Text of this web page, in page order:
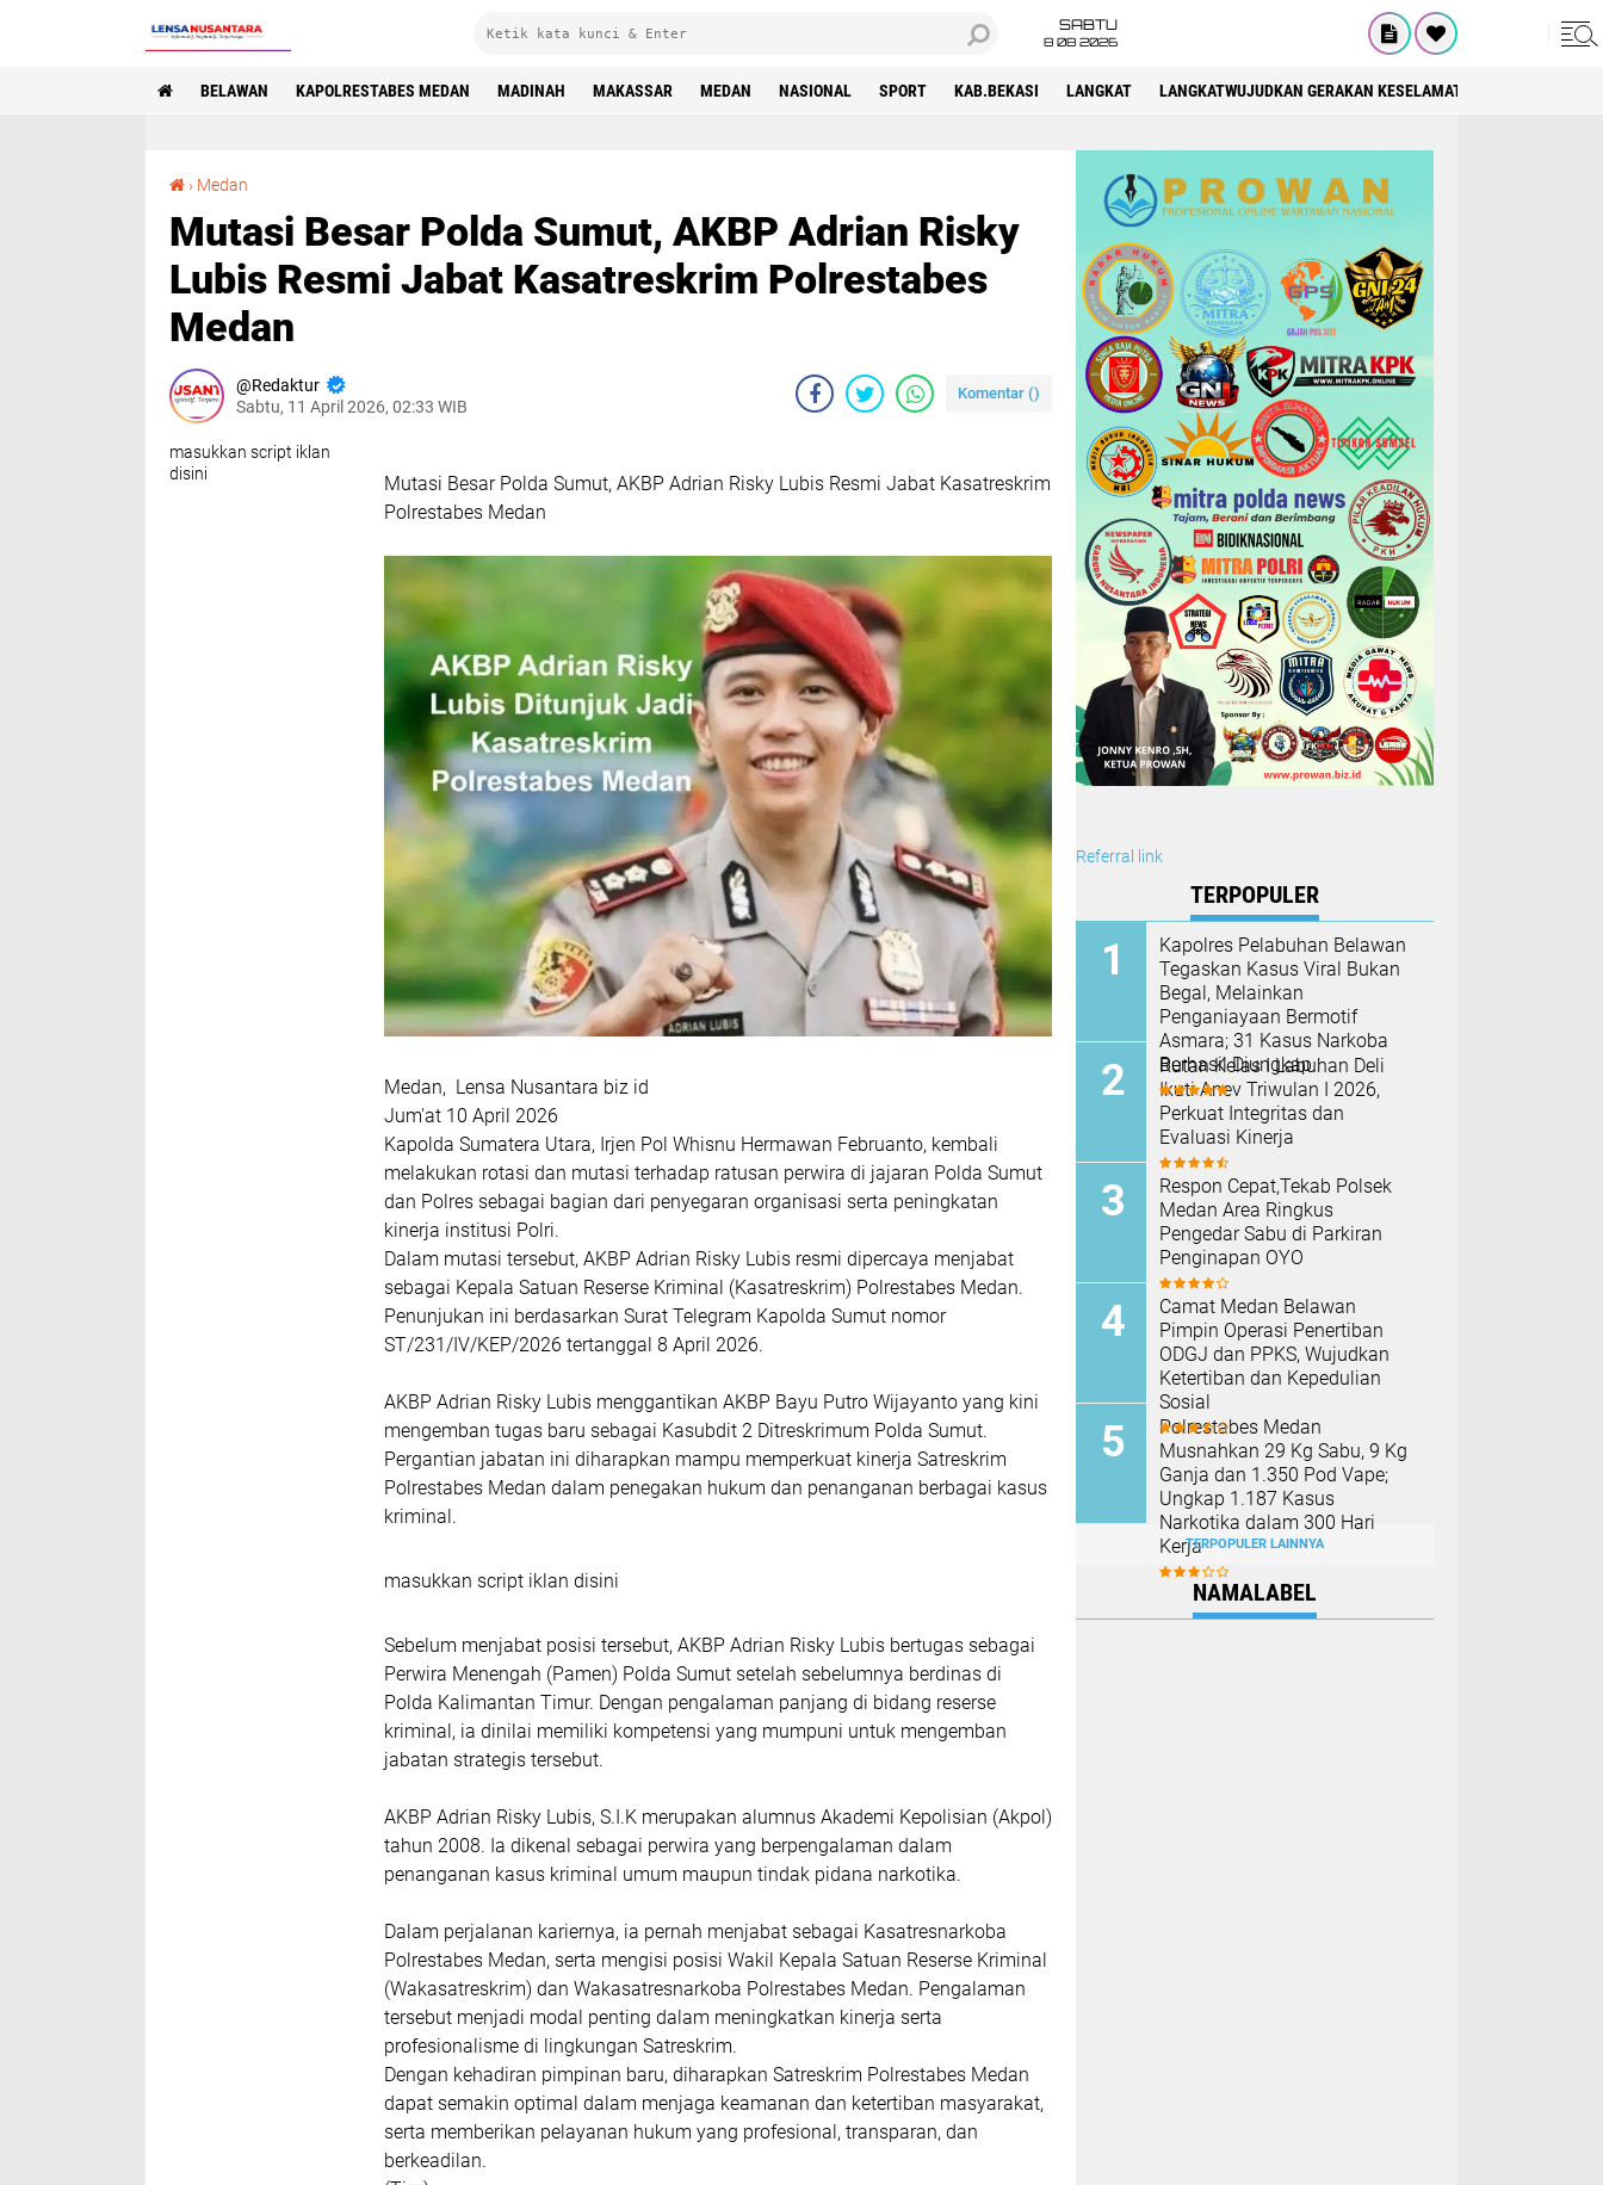
SABTU
8 08 2026
BELAWAN KAPOLRESTABES MEDAN MADINAH MAKASSAR MEDAN NASIONAL SPORT KAB.BEKASI LANGKAT LANGKATWUJUDKAN GERAKAN KESELAMATAN BERLALU
› Medan
Mutasi Besar Polda Sumut, AKBP Adrian Risky
Lubis Resmi Jabat Kasatreskrim Polrestabes
Medan
Redaktur
Sabtu, 11 April 2026, 02:33 WIB
Komentar ()
masukkan script iklan
disini
Mutasi Besar Polda Sumut, AKBP Adrian Risky Lubis Resmi Jabat Kasatreskrim
Polrestabes Medan
Medan, Lensa Nusantara biz id
Jum'at 10 April 2026
Kapolda Sumatera Utara, Irjen Pol Whisnu Hermawan Februanto, kembali
melakukan rotasi dan mutasi terhadap ratusan perwira di jajaran Polda Sumut
dan Polres sebagai bagian dari penyegaran organisasi serta peningkatan
kinerja institusi Polri.
Dalam mutasi tersebut, AKBP Adrian Risky Lubis resmi dipercaya menjabat
sebagai Kepala Satuan Reserse Kriminal (Kasatreskrim) Polrestabes Medan.
Penunjukan ini berdasarkan Surat Telegram Kapolda Sumut nomor
ST/231/IV/KEP/2026 tertanggal 8 April 2026.
AKBP Adrian Risky Lubis menggantikan AKBP Bayu Putro Wijayanto yang kini
mengemban tugas baru sebagai Kasubdit 2 Ditreskrimum Polda Sumut.
Pergantian jabatan ini diharapkan mampu memperkuat kinerja Satreskrim
Polrestabes Medan dalam penegakan hukum dan penanganan berbagai kasus
kriminal.
masukkan script iklan disini
Sebelum menjabat posisi tersebut, AKBP Adrian Risky Lubis bertugas sebagai
Perwira Menengah (Pamen) Polda Sumut setelah sebelumnya berdinas di
Polda Kalimantan Timur. Dengan pengalaman panjang di bidang reserse
kriminal, ia dinilai memiliki kompetensi yang mumpuni untuk mengemban
jabatan strategis tersebut.
AKBP Adrian Risky Lubis, S.I.K merupakan alumnus Akademi Kepolisian (Akpol)
tahun 2008. Ia dikenal sebagai perwira yang berpengalaman dalam
penanganan kasus kriminal umum maupun tindak pidana narkotika.
Dalam perjalanan kariernya, ia pernah menjabat sebagai Kasatresnarkoba
Polrestabes Medan, serta mengisi posisi Wakil Kepala Satuan Reserse Kriminal
(Wakasatreskrim) dan Wakasatresnarkoba Polrestabes Medan. Pengalaman
tersebut menjadi modal penting dalam meningkatkan kinerja serta
profesionalisme di lingkungan Satreskrim.
Dengan kehadiran pimpinan baru, diharapkan Satreskrim Polrestabes Medan
dapat semakin optimal dalam menjaga keamanan dan ketertiban masyarakat,
serta memberikan pelayanan hukum yang profesional, transparan, dan
berkeadilan.
Referral link
TERPOPULER
Kapolres Pelabuhan Belawan
Tegaskan Kasus Viral Bukan
Begal, Melainkan
Penganiayaan Bermotif
Asmara; 31 Kasus Narkoba
Berhasil Diungkap
Rutan Kelas I Labuhan Deli
Ikuti Anev Triwulan I 2026,
Perkuat Integritas dan
Evaluasi Kinerja
Respon Cepat,Tekab Polsek
Medan Area Ringkus
Pengedar Sabu di Parkiran
Penginapan OYO
Camat Medan Belawan
Pimpin Operasi Penertiban
ODGJ dan PPKS, Wujudkan
Ketertiban dan Kepedulian
Sosial
Polrestabes Medan
Musnahkan 29 Kg Sabu, 9 Kg
Ganja dan 1.350 Pod Vape;
Ungkap 1.187 Kasus
Narkotika dalam 300 Hari
KerjaTERPOPULER LAINNYA
NAMALABEL